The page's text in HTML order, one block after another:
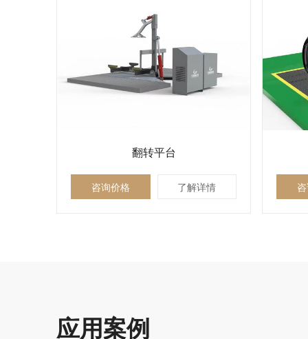
翻转平台
咨询价格 了解详情
应用案例